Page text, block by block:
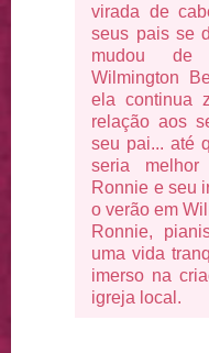
virada de
seus pais se
mudou de
Wilmington
ela continua
relação aos
seu pai... até
seria
Ronnie e seu
o verão em
Ronnie,
uma vida
imerso na
igreja local.